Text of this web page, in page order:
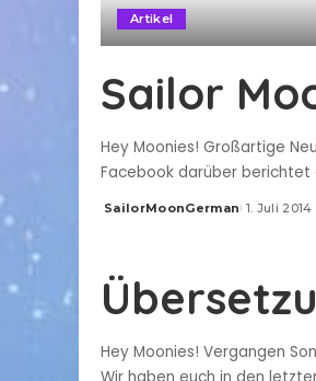
Artikel
Sailor
Hey Moonies! Großartige
Facebook darüber berichtet
Posted
SailorMoonGerman 1. Juli 2014
Hey Moonies! Vergangen